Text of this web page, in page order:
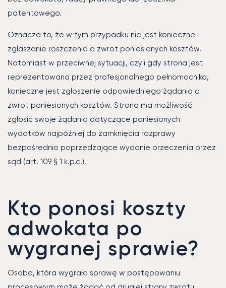
patentowego.
Oznacza to, że w tym przypadku nie jest konieczne
zgłaszanie roszczenia o zwrot poniesionych kosztów.
Natomiast w przeciwnej sytuacji, czyli gdy strona jest
reprezentowana przez profesjonalnego pełnomocnika,
konieczne jest zgłoszenie odpowiedniego żądania o
zwrot poniesionych kosztów. Strona ma możliwość
zgłosić swoje żądania dotyczące poniesionych
wydatków najpóźniej do zamknięcia rozprawy
bezpośrednio poprzedzające wydanie orzeczenia przez
sąd (art. 109 § 1 k.p.c.).
Kto ponosi koszty
adwokata po
wygranej sprawie?
Osoba, która wygrała sprawę w postępowaniu